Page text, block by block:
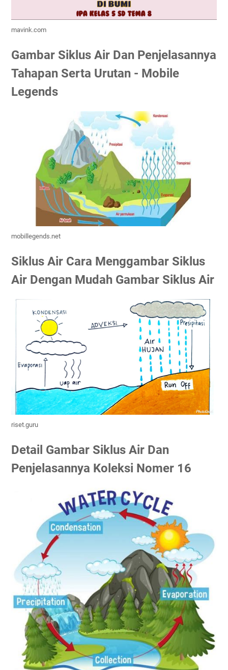
mavink.com
Gambar Siklus Air Dan Penjelasannya
Tahapan Serta Urutan - Mobile
Legends
mobillegends.net
Siklus Air Cara Menggambar Siklus
Air Dengan Mudah Gambar Siklus Air
riset.guru
Detail Gambar Siklus Air Dan
Penjelasannya Koleksi Nomer 16